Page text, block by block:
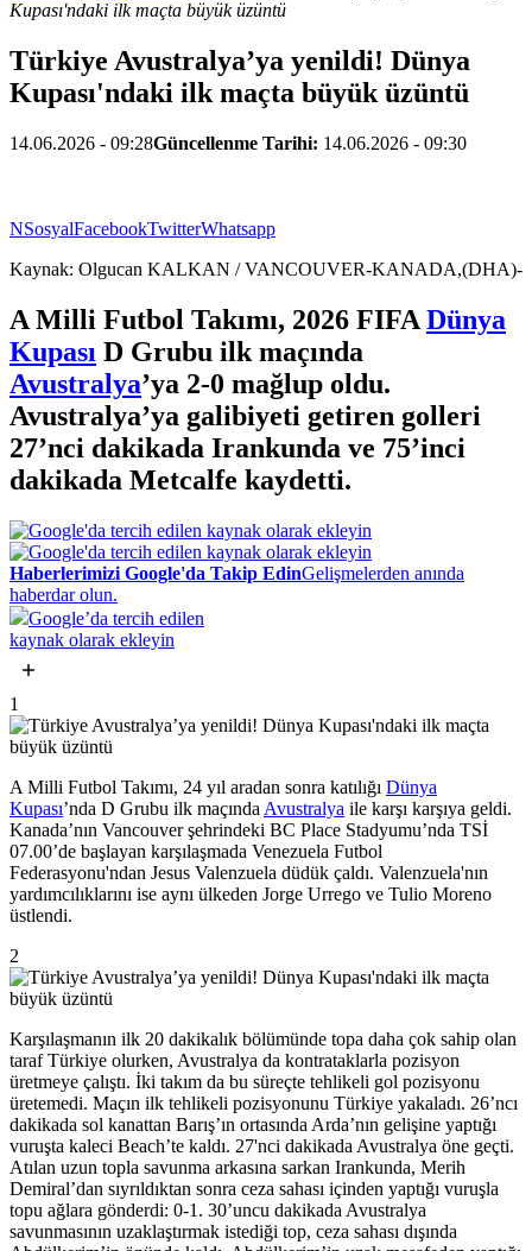
Kupası'ndaki ilk maçta büyük üzüntü
Türkiye Avustralya’ya yenildi! Dünya
Kupası'ndaki ilk maçta büyük üzüntü
14.06.2026 - 09:28Güncellenme Tarihi: 14.06.2026 - 09:30
NSosyalFacebookTwitterWhatsapp
Kaynak: Olgucan KALKAN / VANCOUVER-KANADA,(DHA)-
A Milli Futbol Takımı, 2026 FIFA Dünya
Kupası D Grubu ilk maçında
Avustralya’ya 2-0 mağlup oldu.
Avustralya’ya galibiyeti getiren golleri
27’nci dakikada Irankunda ve 75’inci
dakikada Metcalfe kaydetti.
Haberlerimizi Google'da Takip EdinGelişmelerden anında
haberdar olun.
Google’da tercih edilen
kaynak olarak ekleyin
1
A Milli Futbol Takımı, 24 yıl aradan sonra katılığı Dünya
Kupası’nda D Grubu ilk maçında Avustralya ile karşı karşıya geldi.
Kanada’nın Vancouver şehrindeki BC Place Stadyumu’nda TSİ
07.00’de başlayan karşılaşmada Venezuela Futbol
Federasyonu'ndan Jesus Valenzuela düdük çaldı. Valenzuela'nın
yardımcılıklarını ise aynı ülkeden Jorge Urrego ve Tulio Moreno
üstlendi.
2
Karşılaşmanın ilk 20 dakikalık bölümünde topa daha çok sahip olan
taraf Türkiye olurken, Avustralya da kontrataklarla pozisyon
üretmeye çalıştı. İki takım da bu süreçte tehlikeli gol pozisyonu
üretemedi. Maçın ilk tehlikeli pozisyonunu Türkiye yakaladı. 26’ncı
dakikada sol kanattan Barış’ın ortasında Arda’nın gelişine yaptığı
vuruşta kaleci Beach’te kaldı. 27'nci dakikada Avustralya öne geçti.
Atılan uzun topla savunma arkasına sarkan Irankunda, Merih
Demiral’dan sıyrıldıktan sonra ceza sahası içinden yaptığı vuruşla
topu ağlara gönderdi: 0-1. 30’uncu dakikada Avustralya
savunmasının uzaklaştırmak istediği top, ceza sahası dışında